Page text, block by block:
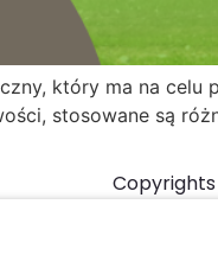
który ma na
stosowane są